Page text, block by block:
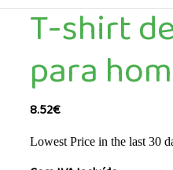
T-shirt
para
8.52€
Lowest Price in the last 30